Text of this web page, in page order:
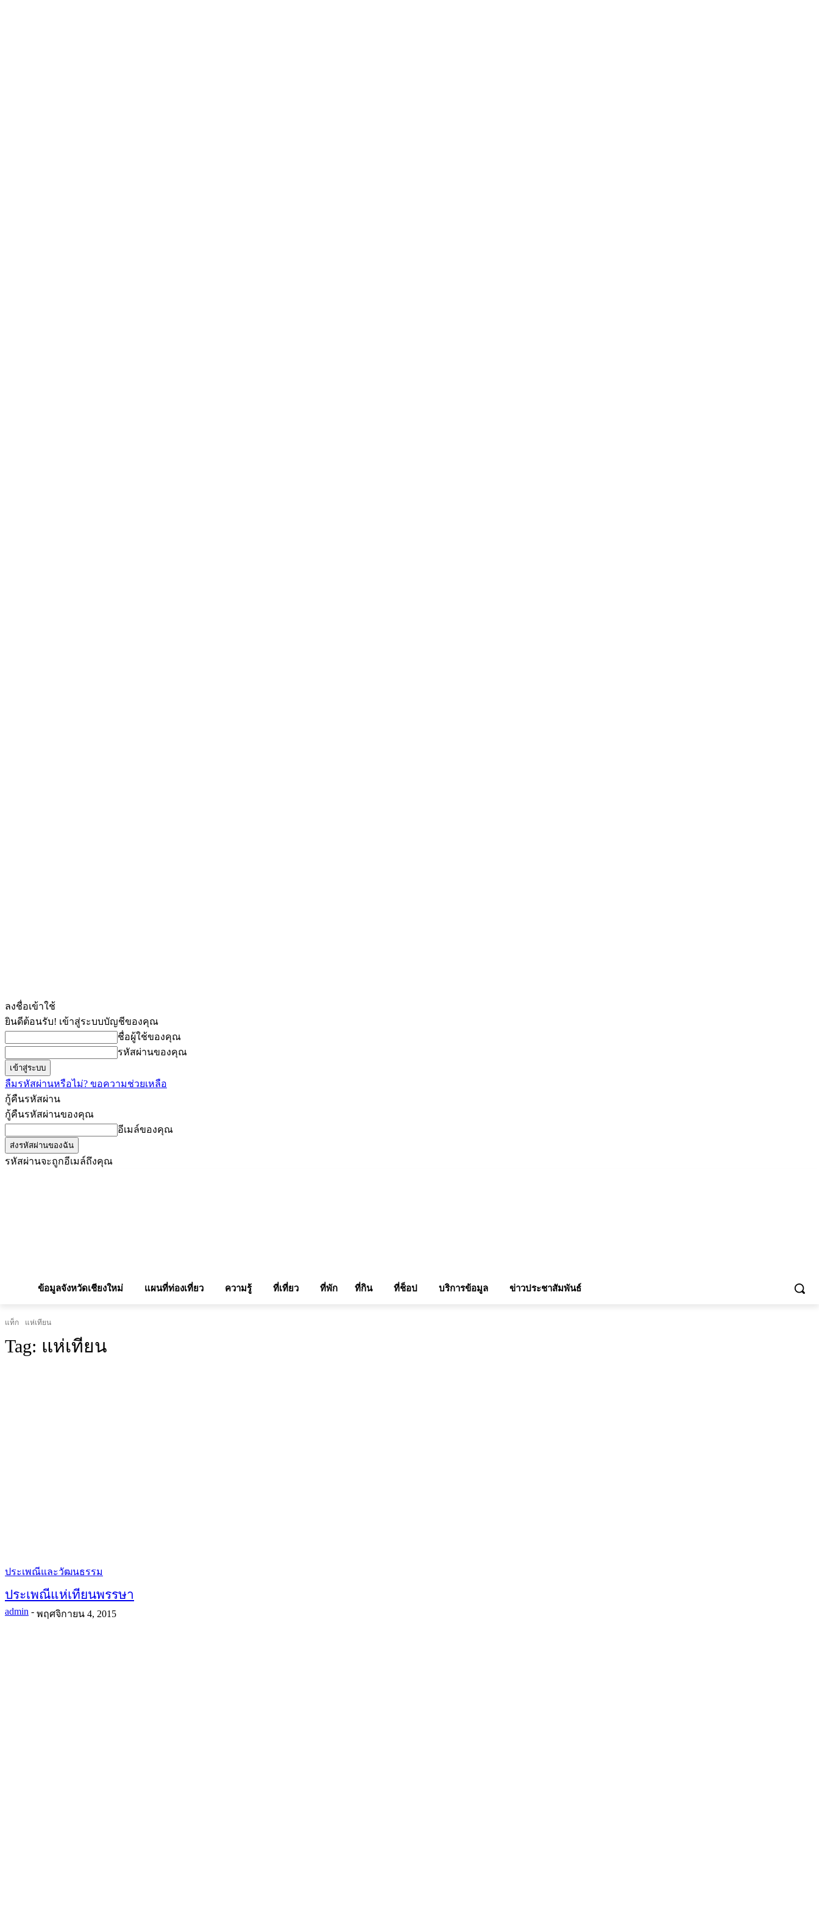
ลงชื่อเข้าใช้
ยินดีต้อนรับ! เข้าสู่ระบบบัญชีของคุณ
ชื่อผู้ใช้ของคุณ
รหัสผ่านของคุณ
ลืมรหัสผ่านหรือไม่? ขอความช่วยเหลือ
กู้คืนรหัสผ่าน
กู้คืนรหัสผ่านของคุณ
อีเมล์ของคุณ
รหัสผ่านจะถูกอีเมล์ถึงคุณ
ข้อมูลจังหวัดเชียงใหม่ แผนที่ท่องเที่ยว ความรู้ ที่เที่ยว ที่พัก ที่กิน ที่ช็อป บริการข้อมูล ข่าวประชาสัมพันธ์
แท็ก แห่เทียน
Tag: แห่เทียน
ประเพณีและวัฒนธรรม
ประเพณีแห่เทียนพรรษา
admin - พฤศจิกายน 4, 2015